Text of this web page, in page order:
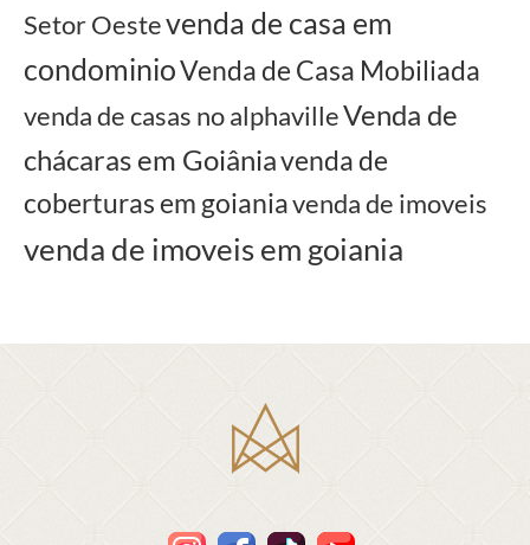
Setor Oestevenda de casa em
condominioVenda de Casa Mobiliada
venda de casas no alphavilleVenda de
chácaras em Goiâniavenda de
coberturas em goianiavenda de imoveis
venda de imoveis em goiania